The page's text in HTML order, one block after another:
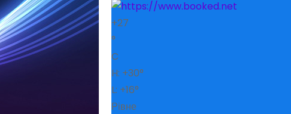
+27
°
C
H: +30°
L: +16°
Рівне